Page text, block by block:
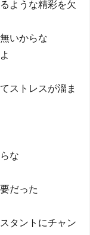
ような精彩を欠
いからな
ストレスが溜ま
な
だった
タントにチャン